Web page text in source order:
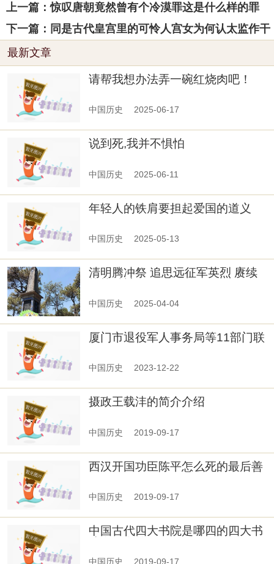
上一篇：惊叹唐朝竟然曾有个冷漠罪这是什么样的罪
下一篇：同是古代皇宫里的可怜人宫女为何认太监作干
最新文章
请帮我想办法弄一碗红烧肉吧！
中国历史 2025-06-17
说到死,我并不惧怕
中国历史 2025-06-11
年轻人的铁肩要担起爱国的道义
中国历史 2025-05-13
清明腾冲祭 追思远征军英烈 赓续
中国历史 2025-04-04
厦门市退役军人事务局等11部门联
联动协调制度》
中国历史 2023-12-22
摄政王载沣的简介介绍
中国历史 2019-09-17
西汉开国功臣陈平怎么死的最后善
中国历史 2019-09-17
中国古代四大书院是哪四的四大书
中国历史 2019-09-17